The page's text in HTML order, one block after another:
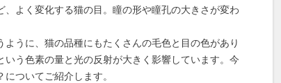
よく変化する猫の目。瞳の形や瞳孔の大きさが変わ
うに、猫の品種にもたくさんの毛色と目の色があり
う色素の量と光の反射が大きく影響しています。今
ついてご紹介します。